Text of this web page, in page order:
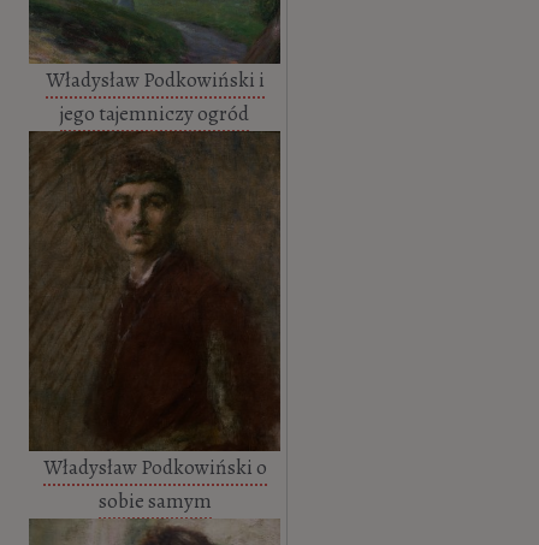
Władysław Podkowiński i
jego tajemniczy ogród
Władysław Podkowiński o
sobie samym